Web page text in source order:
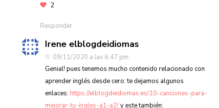
2
Responder
Irene elblogdeidiomas
09/11/2020 a las 6:47 pm
Genial! pues tenemos mucho contenido relacionado con
aprender inglés desde cero: te dejamos algunos
enlaces: https://elblogdeidiomas.es/10-canciones-para-
mejorar-tu-ingles-a1-a2/y este también: